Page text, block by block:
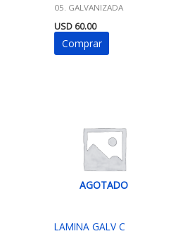
05. GALVANIZADA
USD 60.00
Comprar
AGOTADO
LAMINA GALV C